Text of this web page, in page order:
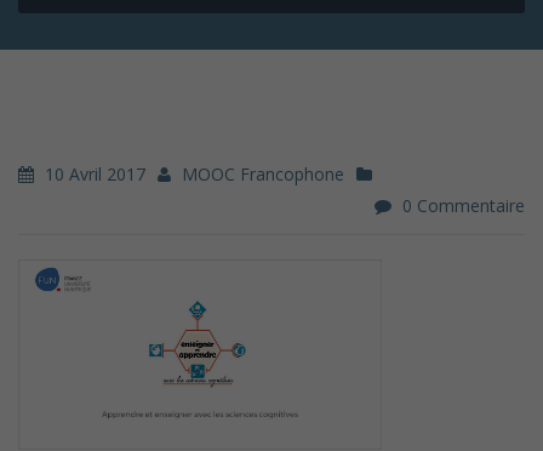
10 Avril 2017
MOOC Francophone
0 Commentaire